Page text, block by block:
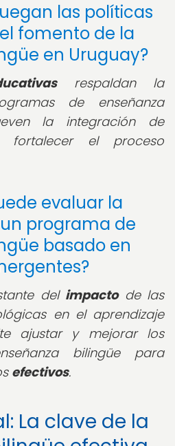
las políticas
fomento de la
en Uruguay?
respaldan la
de enseñanza
la integración de
el proceso
evaluar la
programa de
basado en
del impactode las
en el aprendizaje
ajustar y mejorar los
bilingüe para
efectivos.
La clave de la